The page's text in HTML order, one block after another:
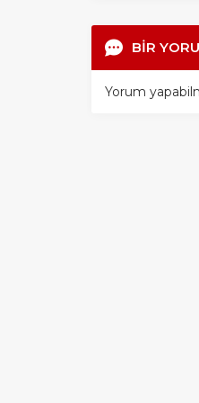
BİR
Yorum